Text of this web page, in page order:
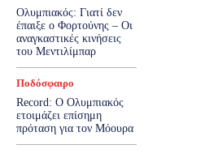
Ολυμπιακός: Γιατί δεν
έπαιξε ο Φορτούνης – Οι
αναγκαστικές κινήσεις
του Μεντιλίμπαρ
Ποδόσφαιρο
Record: Ο Ολυμπιακός
ετοιμάζει επίσημη
πρόταση για τον Μόουρα